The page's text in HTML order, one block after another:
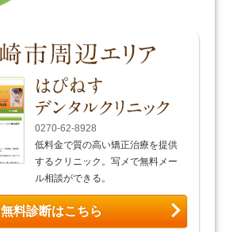
0270-62-8928
低料金で質の高い矯正治療を提供
するクリニック。写メで無料メー
ル相談ができる。
無料診断はこちら